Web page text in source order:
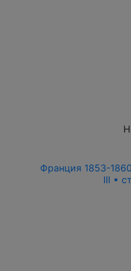
Франция 1853-
III •